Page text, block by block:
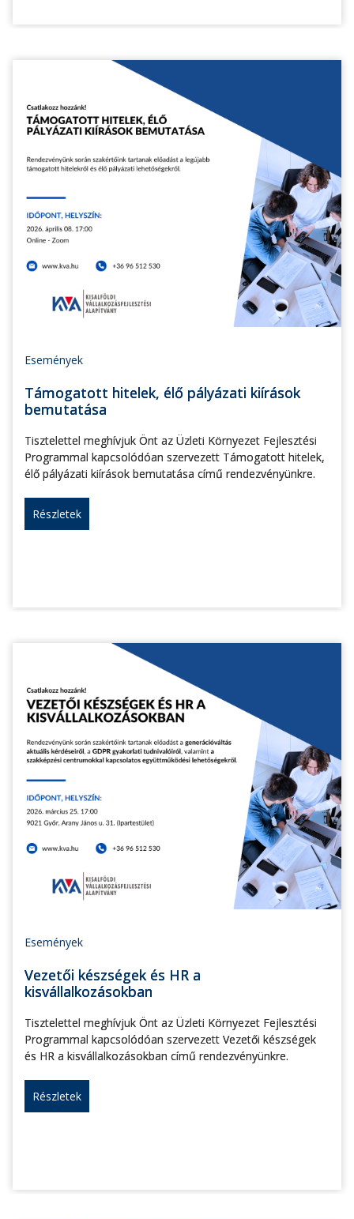
Események
Támogatott hitelek, élő pályázati kiírások
bemutatása
Tisztelettel meghívjuk Önt az Üzleti Környezet Fejlesztési
Programmal kapcsolódóan szervezett Támogatott hitelek,
élő pályázati kiírások bemutatása című rendezvényünkre.
Részletek
Események
Vezetői készségek és HR a
kisvállalkozásokban
Tisztelettel meghívjuk Önt az Üzleti Környezet Fejlesztési
Programmal kapcsolódóan szervezett Vezetői készségek
és HR a kisvállalkozásokban című rendezvényünkre.
Részletek